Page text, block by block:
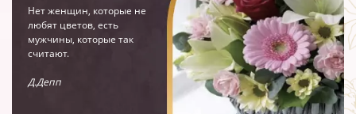
Нет женщин, которые не
любят цветов, есть
мужчины, которые так
считают.
Д.Депп